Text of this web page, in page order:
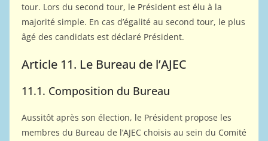
tour. Lors du second tour, le Président est élu à la
majorité simple. En cas d’égalité au second tour, le plus
âgé des candidats est déclaré Président.
Article 11. Le Bureau de l’AJEC
11.1. Composition du Bureau
Aussitôt après son élection, le Président propose les
membres du Bureau de l’AJEC choisis au sein du Comité